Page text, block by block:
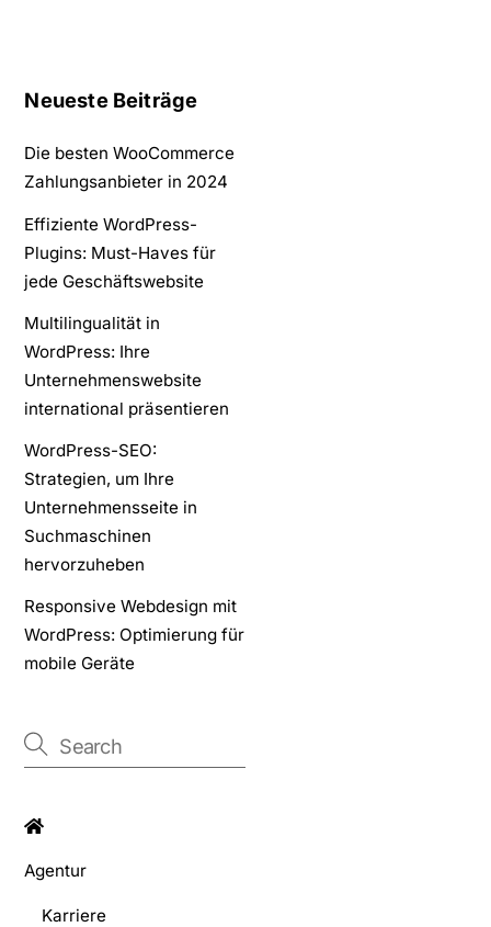
Neueste Beiträge
Die besten WooCommerce
Zahlungsanbieter in 2024
Effiziente WordPress-
Plugins: Must-Haves für
jede Geschäftswebsite
Multilingualität in
WordPress: Ihre
Unternehmenswebsite
international präsentieren
WordPress-SEO:
Strategien, um Ihre
Unternehmensseite in
Suchmaschinen
hervorzuheben
Responsive Webdesign mit
WordPress: Optimierung für
mobile Geräte
Agentur
Karriere